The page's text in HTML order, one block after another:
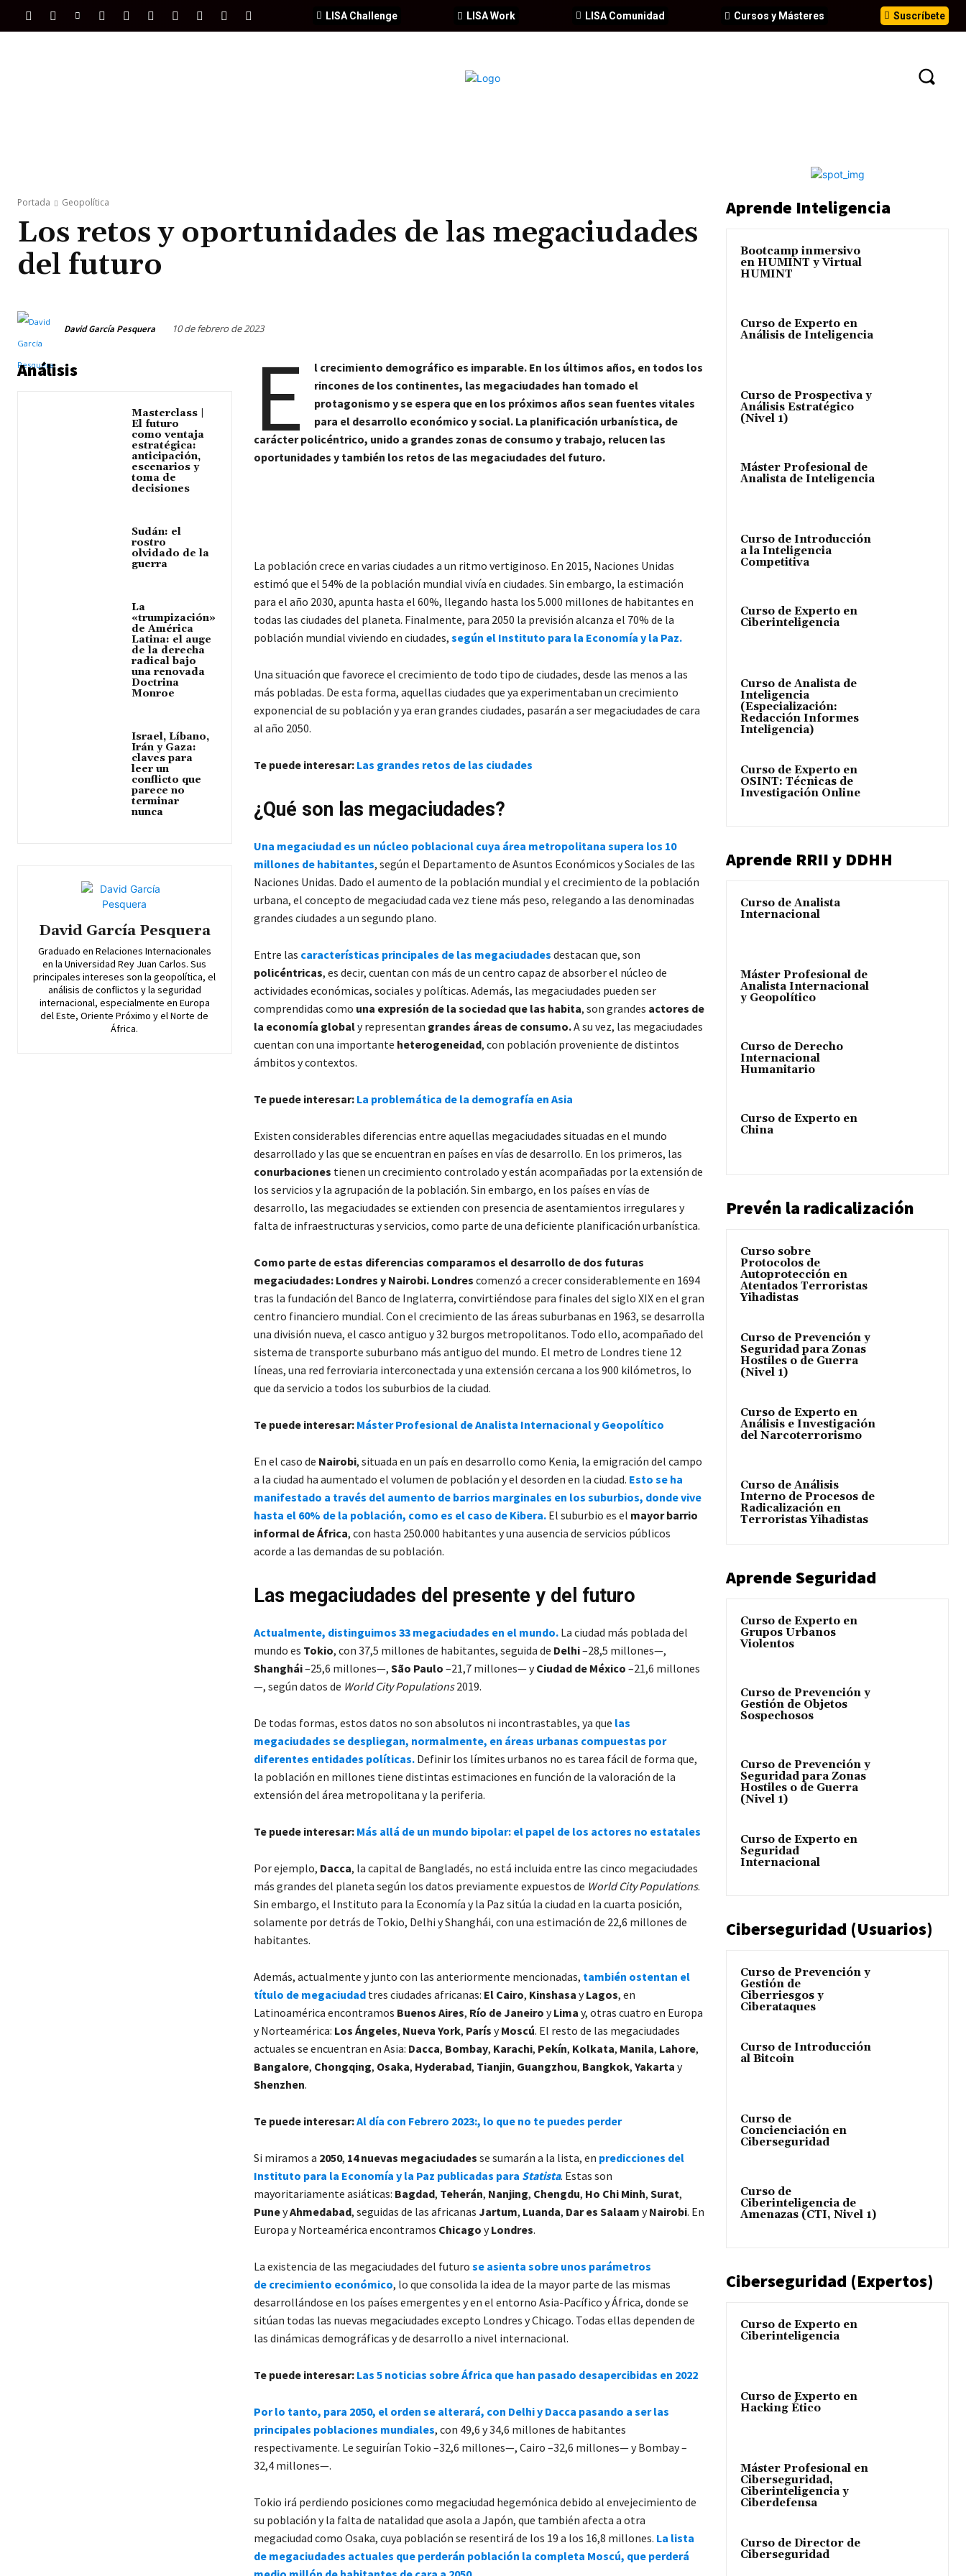
Suscríbete
Cursos y Másteres
LISA Comunidad
LISA Work
LISA Challenge
Portada Geopolítica
Los retos y oportunidades de las megaciudades
del futuro
David García Pesquera 10 de febrero de 2023
Análisis
Masterclass |
El futuro
como ventaja
estratégica:
anticipación,
escenarios y
toma de
decisiones
Sudán: el
rostro
olvidado de la
guerra
La
«trumpización»
de América
Latina: el auge
de la derecha
radical bajo
una renovada
Doctrina
Monroe
Israel, Líbano,
Irán y Gaza:
claves para
leer un
conflicto que
parece no
terminar
nunca
David García Pesquera
Graduado en Relaciones Internacionales
en la Universidad Rey Juan Carlos. Sus
principales intereses son la geopolítica, el
análisis de conflictos y la seguridad
internacional, especialmente en Europa
del Este, Oriente Próximo y el Norte de
África.
E
l crecimiento demográfico es imparable. En los últimos años, en todos los
rincones de los continentes, las megaciudades han tomado el
protagonismo y se espera que en los próximos años sean fuentes vitales
para el desarrollo económico y social. La planificación urbanística, de
carácter policéntrico, unido a grandes zonas de consumo y trabajo, relucen las
oportunidades y también los retos de las megaciudades del futuro.
La población crece en varias ciudades a un ritmo vertiginoso. En 2015, Naciones Unidas
estimó que el 54% de la población mundial vivía en ciudades. Sin embargo, la estimación
para el año 2030, apunta hasta el 60%, llegando hasta los 5.000 millones de habitantes en
todas las ciudades del planeta. Finalmente, para 2050 la previsión alcanza el 70% de la
población mundial viviendo en ciudades, según el Instituto para la Economía y la Paz.
Una situación que favorece el crecimiento de todo tipo de ciudades, desde las menos a las
más pobladas. De esta forma, aquellas ciudades que ya experimentaban un crecimiento
exponencial de su población y ya eran grandes ciudades, pasarán a ser megaciudades de cara
al año 2050.
Te puede interesar: Las grandes retos de las ciudades
¿Qué son las megaciudades?
Una megaciudad es un núcleo poblacional cuya área metropolitana supera los 10
millones de habitantes, según el Departamento de Asuntos Económicos y Sociales de las
Naciones Unidas. Dado el aumento de la población mundial y el crecimiento de la población
urbana, el concepto de megaciudad cada vez tiene más peso, relegando a las denominadas
grandes ciudades a un segundo plano.
Entre las características principales de las megaciudades destacan que, son
policéntricas, es decir, cuentan con más de un centro capaz de absorber el núcleo de
actividades económicas, sociales y políticas. Además, las megaciudades pueden ser
comprendidas como una expresión de la sociedad que las habita, son grandes actores de
la economía globaly representan grandes áreas de consumo.A su vez, las megaciudades
cuentan con una importante heterogeneidad, con población proveniente de distintos
ámbitos y contextos.
Te puede interesar: La problemática de la demografía en Asia
Existen considerables diferencias entre aquellas megaciudades situadas en el mundo
desarrollado y las que se encuentran en países en vías de desarrollo. En los primeros, las
conurbaciones tienen un crecimiento controlado y están acompañadas por la extensión de
los servicios y la agrupación de la población. Sin embargo, en los países en vías de
desarrollo, las megaciudades se extienden con presencia de asentamientos irregulares y
falta de infraestructuras y servicios, como parte de una deficiente planificación urbanística.
Como parte de estas diferencias comparamos el desarrollo de dos futuras
megaciudades: Londres y Nairobi. Londres comenzó a crecer considerablemente en 1694
tras la fundación del Banco de Inglaterra, convirtiéndose para finales del siglo XIX en el gran
centro financiero mundial. Con el crecimiento de las áreas suburbanas en 1963, se desarrolla
una división nueva, el casco antiguo y 32 burgos metropolitanos. Todo ello, acompañado del
sistema de transporte suburbano más antiguo del mundo. El metro de Londres tiene 12
líneas, una red ferroviaria interconectada y una extensión cercana a los 900 kilómetros, lo
que da servicio a todos los suburbios de la ciudad.
Te puede interesar: Máster Profesional de Analista Internacional y Geopolítico
En el caso de Nairobi, situada en un país en desarrollo como Kenia, la emigración del campo
a la ciudad ha aumentado el volumen de población y el desorden en la ciudad. Esto se ha
manifestado a través del aumento de barrios marginales en los suburbios, donde vive
hasta el 60% de la población, como es el caso de Kibera.El suburbio es el mayor barrio
informal de África, con hasta 250.000 habitantes y una ausencia de servicios públicos
acorde a las demandas de su población.
Las megaciudades del presente y del futuro
Actualmente, distinguimos 33 megaciudades en el mundo.La ciudad más poblada del
mundo es Tokio, con 37,5 millones de habitantes, seguida de Delhi–28,5 millones—,
Shanghái–25,6 millones—, São Paulo –21,7 millones— yCiudad de México –21,6 millones
—, según datos de World City Populations2019.
De todas formas, estos datos no son absolutos ni incontrastables, ya que las
megaciudades se despliegan, normalmente, en áreas urbanas compuestas por
diferentes entidades políticas.Definir los límites urbanos no es tarea fácil de forma que,
la población en millones tiene distintas estimaciones en función de la valoración de la
extensión del área metropolitana y la periferia.
Te puede interesar: Más allá de un mundo bipolar: el papel de los actores no estatales
Por ejemplo, Dacca, la capital de Bangladés, no está incluida entre las cinco megaciudades
más grandes del planeta según los datos previamente expuestos de World City Populations.
Sin embargo, el Instituto para la Economía y la Paz sitúa la ciudad en la cuarta posición,
solamente por detrás de Tokio, Delhi y Shanghái, con una estimación de 22,6 millones de
habitantes.
Además, actualmente y junto con las anteriormente mencionadas, también ostentan el
título de megaciudad tres ciudades africanas: El Cairo, Kinshasa yLagos, en
Latinoamérica encontramos Buenos Aires, Río de Janeiro yLima y, otras cuatro en Europa
y Norteamérica: Los Ángeles, Nueva York, París yMoscú. El resto de las megaciudades
actuales se encuentran en Asia: Dacca, Bombay, Karachi, Pekín, Kolkata, Manila, Lahore,
Bangalore, Chongqing, Osaka, Hyderabad, Tianjin, Guangzhou, Bangkok, Yakarta y
Shenzhen.
Te puede interesar:Al día con Febrero 2023:, lo que no te puedes perder
Si miramos a 2050, 14 nuevas megaciudades se sumarán a la lista, en predicciones del
Instituto para la Economía y la Paz publicadas para Statista. Estas son
mayoritariamente asiáticas: Bagdad, Teherán, Nanjing, Chengdu, Ho Chi Minh, Surat,
PuneyAhmedabad, seguidas de las africanas Jartum, Luanda, Dar es Salaam yNairobi. En
Europa y Norteamérica encontramos Chicago yLondres.
La existencia de las megaciudades del futuro se asienta sobre unos parámetros
de crecimiento económico, lo que consolida la idea de la mayor parte de las mismas
desarrollándose en los países emergentes y en el entorno Asia-Pacífico y África, donde se
sitúan todas las nuevas megaciudades excepto Londres y Chicago. Todas ellas dependen de
las dinámicas demográficas y de desarrollo a nivel internacional.
Te puede interesar: Las 5 noticias sobre África que han pasado desapercibidas en 2022
Por lo tanto, para 2050, el orden se alterará, con Delhi y Dacca pasando a ser las
principales poblaciones mundiales, con 49,6 y 34,6 millones de habitantes
respectivamente. Le seguirían Tokio –32,6 millones—, Cairo –32,6 millones— y Bombay –
32,4 millones—.
Tokio irá perdiendo posiciones como megaciudad hegemónica debido al envejecimiento de
su población y la falta de natalidad que asola a Japón, que también afecta a otra
megaciudad como Osaka, cuya población se resentirá de los 19 a los 16,8 millones. La lista
de megaciudades actuales que perderán población la completa Moscú, que perderá
Aprende Inteligencia
Bootcamp inmersivo
en HUMINT y Virtual
HUMINT
Curso de Experto en
Análisis de Inteligencia
Curso de Prospectiva y
Análisis Estratégico
(Nivel 1)
Máster Profesional de
Analista de Inteligencia
Curso de Introducción
a la Inteligencia
Competitiva
Curso de Experto en
Ciberinteligencia
Curso de Analista de
Inteligencia
(Especialización:
Redacción Informes
Inteligencia)
Curso de Experto en
OSINT: Técnicas de
Investigación Online
Aprende RRII y DDHH
Curso de Analista
Internacional
Máster Profesional de
Analista Internacional
y Geopolítico
Curso de Derecho
Internacional
Humanitario
Curso de Experto en
China
Prevén la radicalización
Curso sobre
Protocolos de
Autoprotección en
Atentados Terroristas
Yihadistas
Curso de Prevención y
Seguridad para Zonas
Hostiles o de Guerra
(Nivel 1)
Curso de Experto en
Análisis e Investigación
del Narcoterrorismo
Curso de Análisis
Interno de Procesos de
Radicalización en
Terroristas Yihadistas
Aprende Seguridad
Curso de Experto en
Grupos Urbanos
Violentos
Curso de Prevención y
Gestión de Objetos
Sospechosos
Curso de Prevención y
Seguridad para Zonas
Hostiles o de Guerra
(Nivel 1)
Curso de Experto en
Seguridad
Internacional
Ciberseguridad (Usuarios)
Curso de Prevención y
Gestión de
Ciberriesgos y
Ciberataques
Curso de Introducción
al Bitcoin
Curso de
Concienciación en
Ciberseguridad
Curso de
Ciberinteligencia de
Amenazas (CTI, Nivel 1)
Ciberseguridad (Expertos)
Curso de Experto en
Ciberinteligencia
Curso de Experto en
Hacking Ético
Máster Profesional en
Ciberseguridad,
Ciberinteligencia y
Ciberdefensa
Curso de Director de
Ciberseguridad